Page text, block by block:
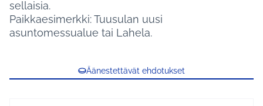
sellaisia.
Paikkaesimerkki: Tuusulan uusi
asuntomessualue tai Lahela.
Äänestettävät ehdotukset